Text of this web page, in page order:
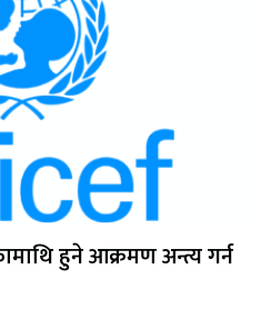
हुने आक्रमण अन्त्य गर्न